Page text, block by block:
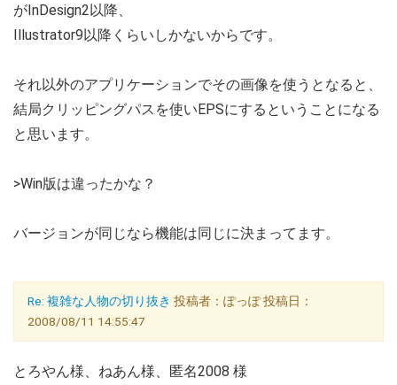
がInDesign2以降、
Illustrator9以降くらいしかないからです。
それ以外のアプリケーションでその画像を使うとなると、
結局クリッピングパスを使いEPSにするということになる
と思います。
>Win版は違ったかな？
バージョンが同じなら機能は同じに決まってます。
Re: 複雑な人物の切り抜き 投稿者：ぽっぽ 投稿日：
2008/08/11 14:55:47
とろやん様、ねあん様、匿名2008 様